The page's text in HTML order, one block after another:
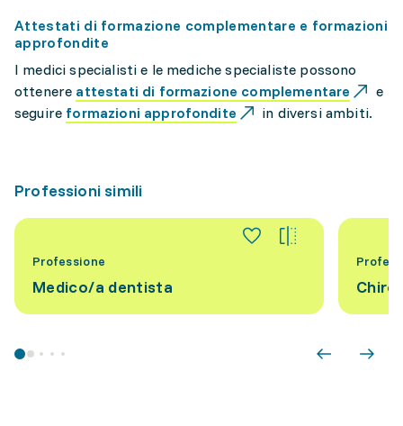
Attestati di formazione complementare e formazioni
approfondite
I medici specialisti e le mediche specialiste possono
ottenere attestati di formazione complementare
e
seguire formazioni approfondite in diversi ambiti.
Professioni simili
Professione
Medico/a dentista